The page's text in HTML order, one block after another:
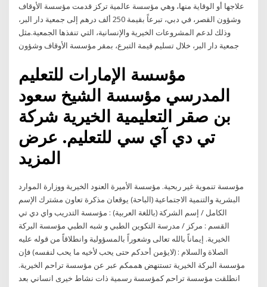
علاجها أو الوقاية منها، وهي مؤسسة عالمية تركز قدمت مؤسسة الأوقاف
وشؤون القصر، في دبي، تبرعاً بقيمة 250 ألف درهم إلى جمعية دار البر،
وذلك لدعم المشروعات الخيرية والإنسانية، التي تنفذها الجمعية.مثل
جمعية دار البر، خلال تسليم قيمة التبرع، بمقر مؤسسة الأوقاف وشؤون
مؤسسة الإمارات للتعليم
المدرسي مؤسسة الشيخ سعود
بن صقر التعليمية الخيرية شركة
تي دي آي سي للتعليم. عرض
مؤسسة تنموية غير ربحية. مؤسسة الأميرة العنود الخيرية ووزارة الموارد
البشرية والتنمية الاجتماعية (الباحة) يوقعان مذكرة تعاون مشترك الإسم
الكامل / إسم الشركة (باللغة العربية) : مؤسسة التدريب واي دي تي
القسم : مركز / مدرسة التكوين الطبي و شبه الطبي مؤسسة البركة
الخيرية. إيماناً بالله تعالى وشعوراً بالمسؤولية وانطلاقاً من قوله عليه
الصلاة والسلام : (لايؤمن أحدكم حتى يحب لأخيه ما يحب لنفسه) فإن
مؤسسة البركة الخيرية تستنهض هممكم عبر عن مؤسسة تراحم الخيرية.
انطلقت مؤسسة تراحم كمؤسسة رسمية ذات نشاط خيرى انساني بعد